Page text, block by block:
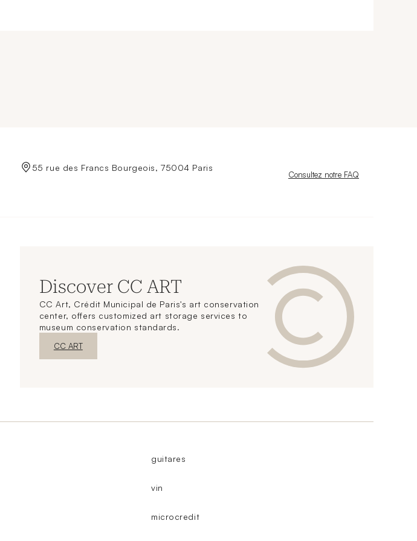
55 rue des Francs Bourgeois, 75004 Paris
Nouvelle fenêtre
Consultez notre FAQ
Discover CC ART
CC Art, Crédit Municipal de Paris's art conservation
center, offers customized art storage services to
museum conservation standards.
New WindowDiscover
CC ART
guitares
vin
microcredit